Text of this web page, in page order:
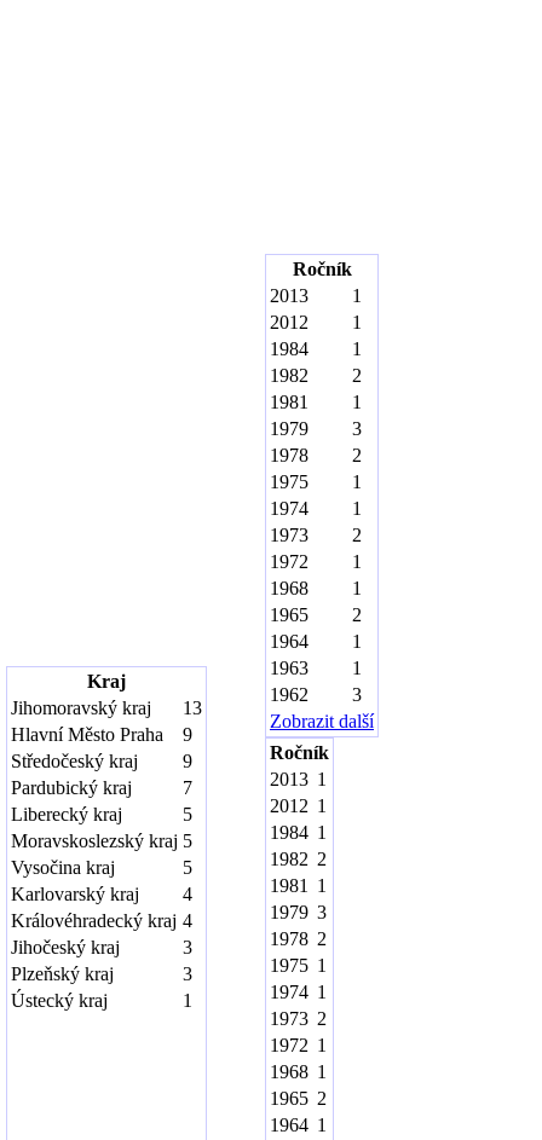
Kraj
Jihomoravský kraj
13
Hlavní Město Praha
9
Středočeský kraj
9
Pardubický kraj
7
Liberecký kraj
5
Moravskoslezský kraj 5
Vysočina kraj
5
Karlovarský kraj
4
Královéhradecký kraj 4
Jihočeský kraj
3
Plzeňský kraj
3
Ústecký kraj
1
Ročník
2013
1
2012
1
1984
1
1982
2
1981
1
1979
3
1978
2
1975
1
1974
1
1973
2
1972
1
1968
1
1965
2
1964
1
1963
1
1962
3
Zobrazit další
Ročník
2013 1
2012 1
1984 1
1982 2
1981
1
1979 3
1978 2
1975 1
1974 1
1973 2
1972 1
1968 1
1965 2
1964 1